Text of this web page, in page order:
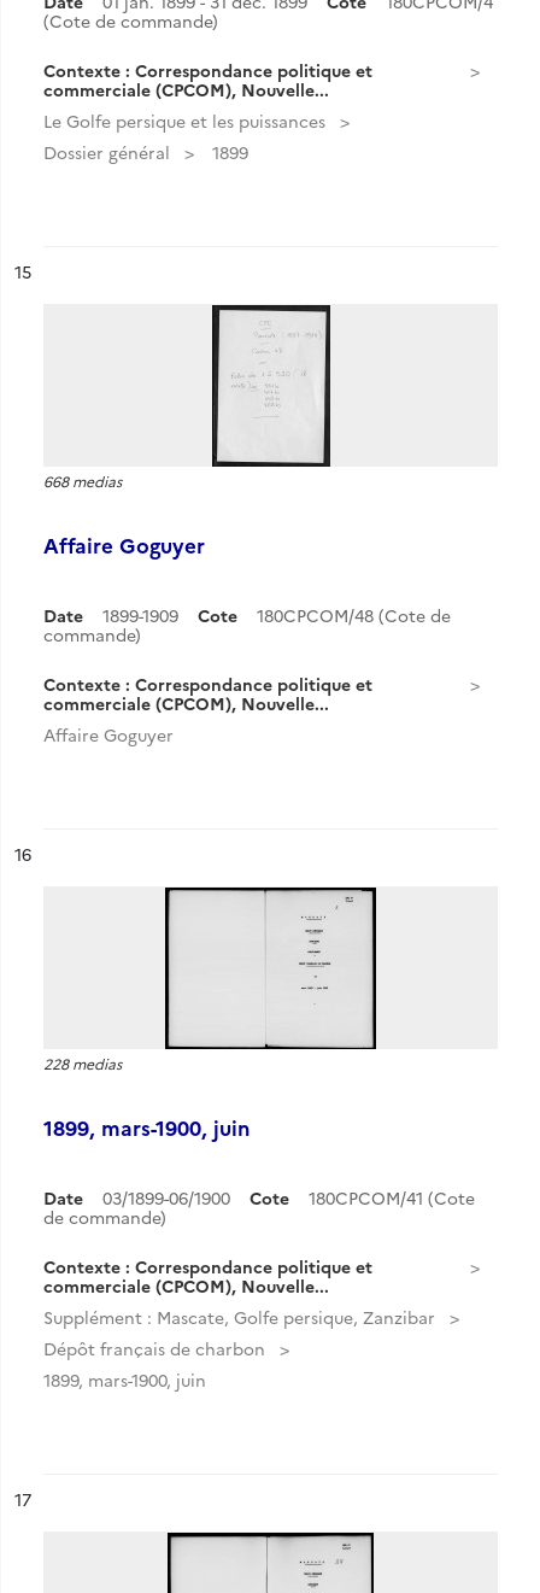
(Cote de commande)
Contexte : Correspondance politique et
commerciale (CPCOM), Nouvelle...
Le Golfe persique et les puissances
Dossier général
1899
n°
15
668 medias
Affaire Goguyer
Date 1899-1909 Cote
180CPCOM/48 (Cote de
commande)
Contexte : Correspondance politique et
commerciale (CPCOM), Nouvelle...
Affaire Goguyer
n°
16
228 medias
1899, mars-1900, juin
Date 03/1899-06/1900 Cote
180CPCOM/41 (Cote
de commande)
Contexte : Correspondance politique et
commerciale (CPCOM), Nouvelle...
Supplément : Mascate, Golfe persique, Zanzibar
Dépôt français de charbon
1899, mars-1900, juin
n°
17